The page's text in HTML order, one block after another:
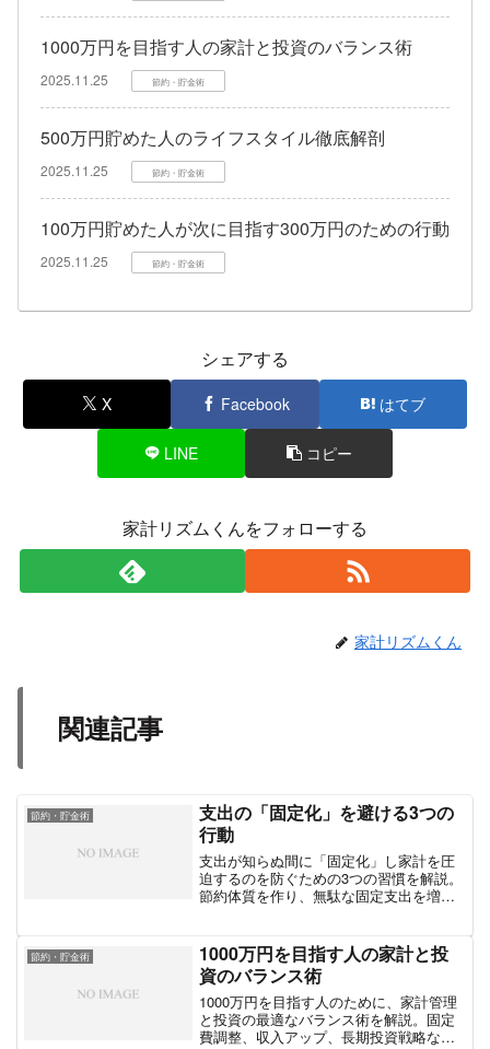
1000万円を目指す人の家計と投資のバランス術
2025.11.25 節約・貯金術
500万円貯めた人のライフスタイル徹底解剖
2025.11.25 節約・貯金術
100万円貯めた人が次に目指す300万円のための行動
2025.11.25 節約・貯金術
シェアする
X Facebook はてブ
LINE コピー
家計リズムくんをフォローする
家計リズムくん
関連記事
節約・貯金術
支出の「固定化」を避ける3つの
行動
支出が知らぬ間に「固定化」し家計を圧
迫するのを防ぐための3つの習慣を解説。
節約体質を作り、無駄な固定支出を増や
節約・貯金術
1000万円を目指す人の家計と投
資のバランス術
1000万円を目指す人のために、家計管理
と投資の最適なバランス術を解説。固定
費調整、収入アップ、長期投資戦略な